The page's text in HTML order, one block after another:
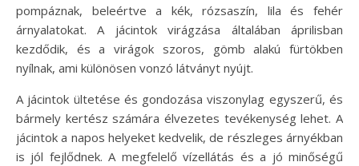
pompáznak, beleértve a kék, rózsaszín, lila és fehér
árnyalatokat. A jácintok virágzása általában áprilisban
kezdődik, és a virágok szoros, gömb alakú fürtökben
nyílnak, ami különösen vonzó látványt nyújt.
A jácintok ültetése és gondozása viszonylag egyszerű, és
bármely kertész számára élvezetes tevékenység lehet. A
jácintok a napos helyeket kedvelik, de részleges árnyékban
is jól fejlődnek. A megfelelő vízellátás és a jó minőségű